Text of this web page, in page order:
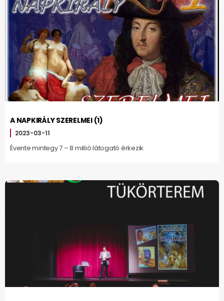
A NAPKIRÁLY SZERELMEI (1)
2023-03-11
Évente mintegy 7 – 8 millió látogató érkezik